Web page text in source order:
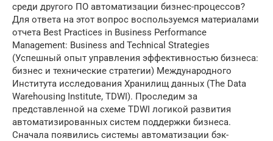
среди другого ПО автоматизации бизнес-процессов?
Для ответа на этот вопрос воспользуемся материалами
отчета Best Practices in Business Performance
Management: Business and Technical Strategies
(Успешный опыт управления эффективностью бизнеса:
бизнес и технические стратегии) Международного
Института исследования Хранилищ данных (The Data
Warehousing Institute, TDWI). Проследим за
представленной на схеме TDWI логикой развития
автоматизированных систем поддержки бизнеса.
Сначала появились системы автоматизации бэк-